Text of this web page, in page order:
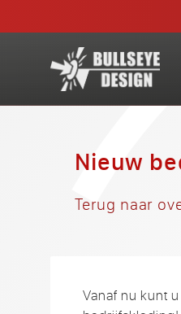
Nieuw
Terug naar
Vanaf nu kunt